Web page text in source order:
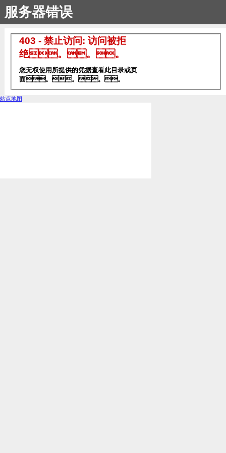
服务器错误
403 - 禁止访问: 访问被拒
绝。。。
您无权使用所提供的凭据查看此目录或页
面。。。。
站点地图